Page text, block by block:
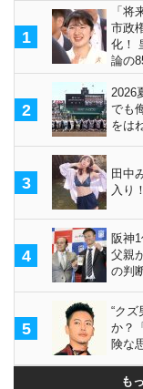
1
「将
市政
化！
論の
2
2026
でも
をは
3
田中
入り
4
阪神
父親
の判
5
“クズ
か？
険な
も